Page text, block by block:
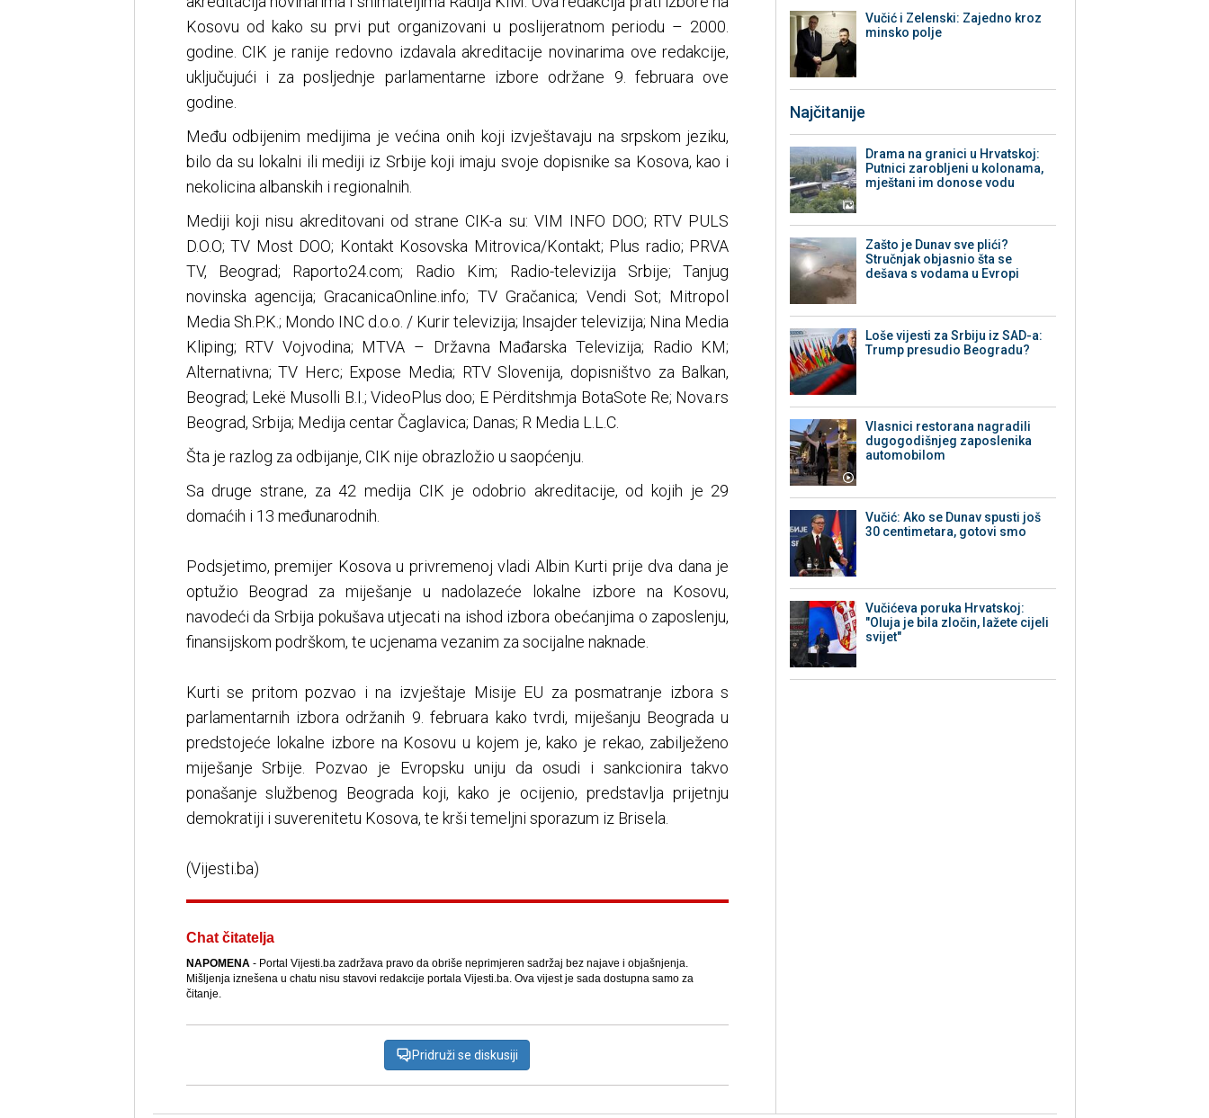
Kosovu od kako su prvi put organizovani u poslijeratnom periodu – 2000.
godine. CIK je ranije redovno izdavala akreditacije novinarima ove redakcije,
uključujući i za posljednje parlamentarne izbore održane 9. februara ove
godine.
Među odbijenim medijima je većina onih koji izvještavaju na srpskom jeziku,
bilo da su lokalni ili mediji iz Srbije koji imaju svoje dopisnike sa Kosova, kao i
nekolicina albanskih i regionalnih.
Mediji koji nisu akreditovani od strane CIK-a su: VIM INFO DOO; RTV PULS
D.O.O; TV Most DOO; Kontakt Kosovska Mitrovica/Kontakt; Plus radio; PRVA
TV, Beograd; Raporto24.com; Radio Kim; Radio-televizija Srbije; Tanjug
novinska agencija; GracanicaOnline.info; TV Gračanica; Vendi Sot; Mitropol
Media Sh.P.K.; Mondo INC d.o.o. / Kurir televizija; Insajder televizija; Nina Media
Kliping; RTV Vojvodina; MTVA – Državna Mađarska Televizija; Radio KM;
Alternativna; TV Herc; Expose Media; RTV Slovenija, dopisništvo za Balkan,
Beograd; Lekë Musolli B.I.; VideoPlus doo; E Përditshmja BotaSote Re; Nova.rs
Beograd, Srbija; Medija centar Čaglavica; Danas; R Media L.L.C.
Šta je razlog za odbijanje, CIK nije obrazložio u saopćenju.
Sa druge strane, za 42 medija CIK je odobrio akreditacije, od kojih je 29
domaćih i 13 međunarodnih.
Podsjetimo, premijer Kosova u privremenoj vladi Albin Kurti prije dva dana je
optužio Beograd za miješanje u nadolazeće lokalne izbore na Kosovu,
navodeći da Srbija pokušava utjecati na ishod izbora obećanjima o zaposlenju,
finansijskom podrškom, te ucjenama vezanim za socijalne naknade.
Kurti se pritom pozvao i na izvještaje Misije EU za posmatranje izbora s
parlamentarnih izbora održanih 9. februara kako tvrdi, miješanju Beograda u
predstojeće lokalne izbore na Kosovu u kojem je, kako je rekao, zabilježeno
miješanje Srbije. Pozvao je Evropsku uniju da osudi i sankcionira takvo
ponašanje službenog Beograda koji, kako je ocijenio, predstavlja prijetnju
demokratiji i suverenitetu Kosova, te krši temeljni sporazum iz Brisela.
(Vijesti.ba)
Chat čitatelja
NAPOMENA- Portal Vijesti.ba zadržava pravo da obriše neprimjeren sadržaj bez najave i objašnjenja.
Mišljenja iznešena u chatu nisu stavovi redakcije portala Vijesti.ba. Ova vijest je sada dostupna samo za
čitanje.
Pridruži se diskusiji
Vučić i Zelenski: Zajedno kroz
minsko polje
Najčitanije
Drama na granici u Hrvatskoj:
Putnici zarobljeni u kolonama,
mještani im donose vodu
Zašto je Dunav sve plići?
Stručnjak objasnio šta se
dešava s vodama u Evropi
Loše vijesti za Srbiju iz SAD-a:
Trump presudio Beogradu?
Vlasnici restorana nagradili
dugogodišnjeg zaposlenika
automobilom
Vučić: Ako se Dunav spusti još
30 centimetara, gotovi smo
Vučićeva poruka Hrvatskoj:
"Oluja je bila zločin, lažete cijeli
svijet"